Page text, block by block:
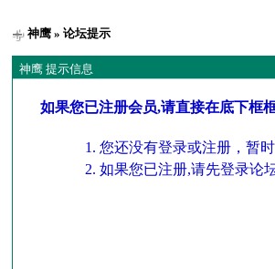
神鹰 » 论坛提示
神鹰 提示信息
如果您已注册会员,请直接在底下框
您还没有登录或注册，暂
如果您已注册,请先登录论